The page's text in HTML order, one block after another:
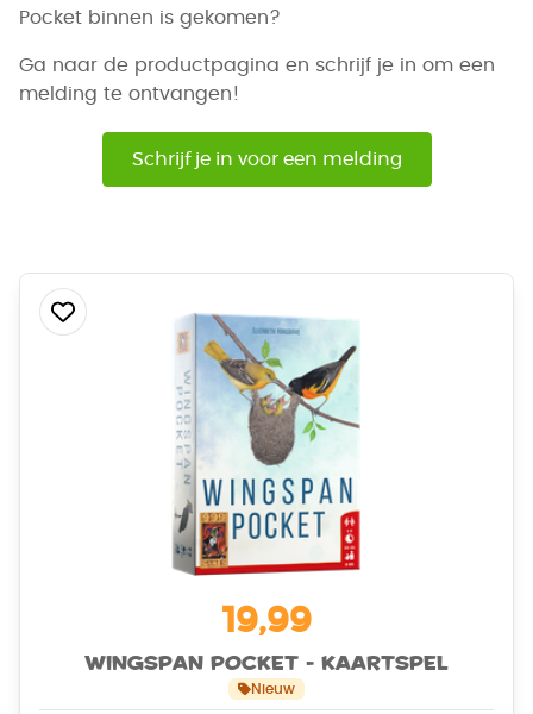
Pocket binnen is gekomen?
Ga naar de productpagina en schrijf je in om een
melding te ontvangen!
Schrijf je in voor een melding
19,99
Wingspan Pocket - Kaartspel
Nieuw